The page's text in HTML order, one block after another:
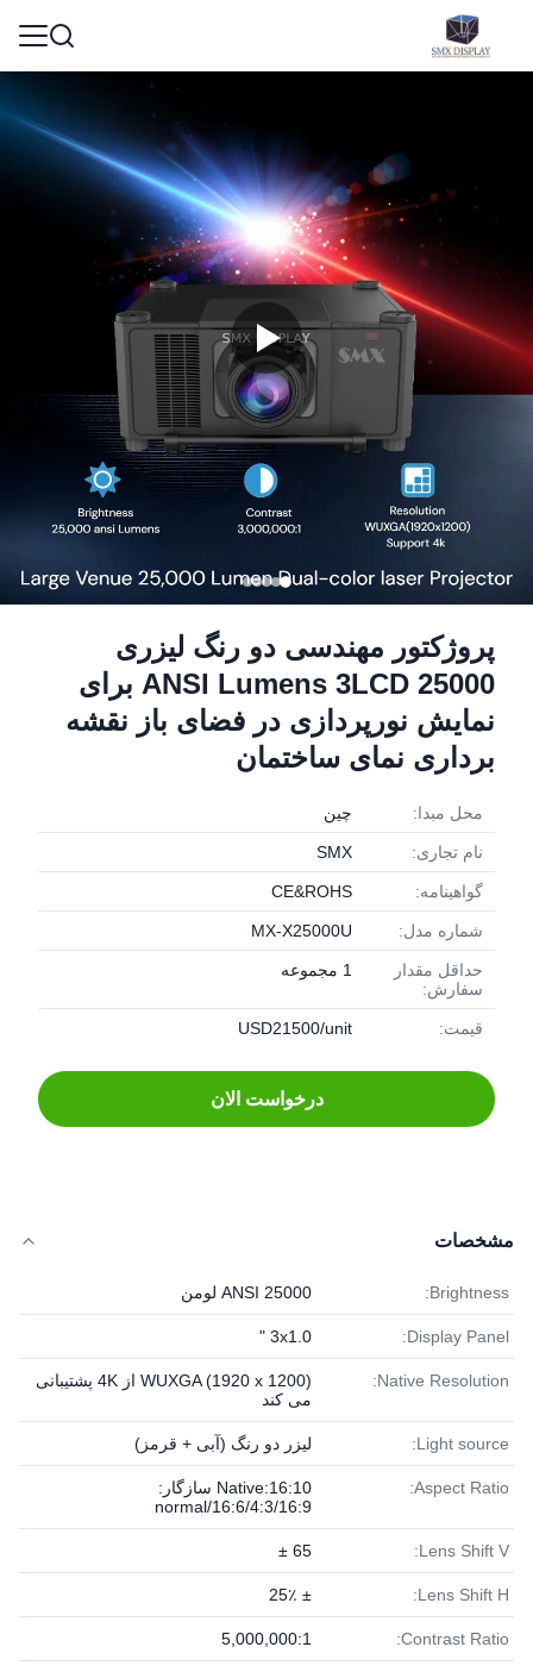
پروژکتور مهندسی دو رنگ لیزری
25000 ANSI Lumens 3LCD برای
نمایش نورپردازی در فضای باز نقشه
برداری نمای ساختمان
محل مبدا: چین
نام تجاری: SMX
گواهینامه: CE&ROHS
شماره مدل: MX-X25000U
حداقل مقدار
سفارش:
1 مجموعه
قیمت: USD21500/unit
درخواست الان
مشخصات
Brightness: 25000 ANSI لومن
Display Panel:
3x1.0 "
Native Resolution:
WUXGA (1920 x 1200) از 4K پشتیبانی
می کند
Light source: لیزر دو رنگ (آبی + قرمز)
Aspect Ratio:
Native:16:10 سازگار:
4:3/16:9/normal/16:6
Lens Shift V:
65 ±
Lens Shift H: ± 25٪
Contrast Ratio:
5,000,000:1